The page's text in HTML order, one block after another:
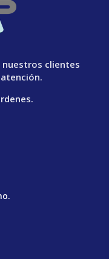
nuestros clientes